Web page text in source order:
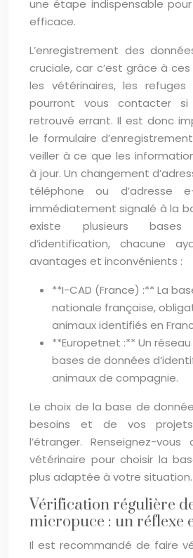
une étape indispensable
efficace.
L’enregistrement des
cruciale, car c’est grâce à
les vétérinaires, les
pourront vous contacter
retrouvé errant. Il est donc
le formulaire
veiller à ce que les
à jour. Un changement
téléphone ou d’adresse
immédiatement signalé à la
existe plusieurs
d’identification, chacune
avantages et inconvénients :
**I-CAD (France) :** La
nationale française,
animaux identifiés en
**Europetnet :** Un
bases de données
animaux de compagnie.
Le choix de la base de
besoins et de vos
l’étranger. Renseignez-
vétérinaire pour choisir la
plus adaptée à votre situation.
Vérification régulière
micropuce : un réflexe
Il est recommandé de faire